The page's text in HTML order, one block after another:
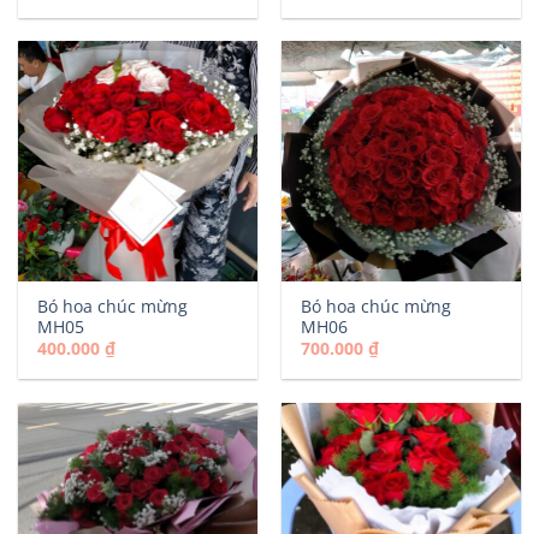
Bó hoa chúc mừng
MH05
400.000₫
Bó hoa chúc mừng
MH06
700.000₫